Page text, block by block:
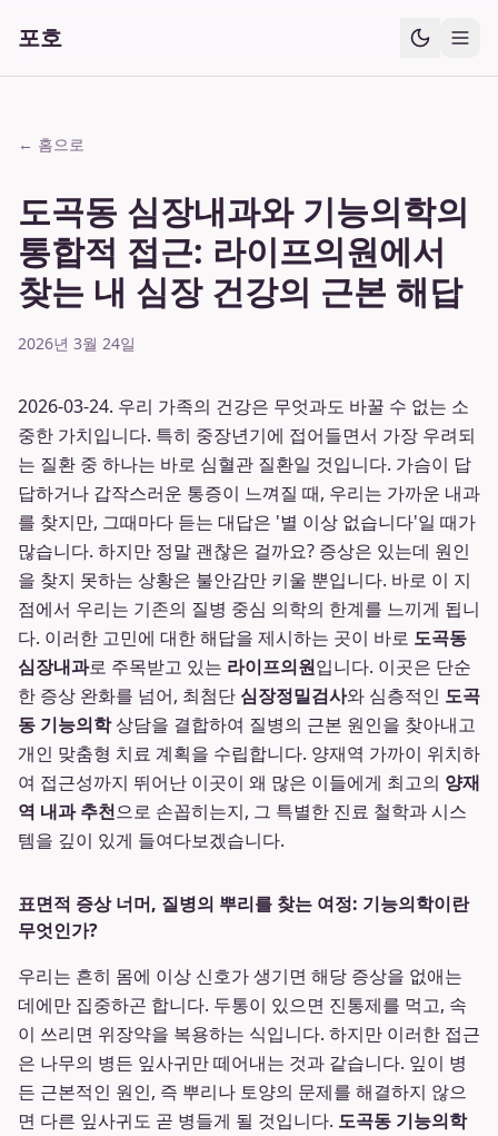
포호
← 홈으로
도곡동 심장내과와 기능의학의
통합적 접근: 라이프의원에서
찾는 내 심장 건강의 근본 해답
2026년 3월 24일
2026-03-24. 우리 가족의 건강은 무엇과도 바꿀 수 없는 소
중한 가치입니다. 특히 중장년기에 접어들면서 가장 우려되
는 질환 중 하나는 바로 심혈관 질환일 것입니다. 가슴이 답
답하거나 갑작스러운 통증이 느껴질 때, 우리는 가까운 내과
를 찾지만, 그때마다 듣는 대답은 '별 이상 없습니다'일 때가
많습니다. 하지만 정말 괜찮은 걸까요? 증상은 있는데 원인
을 찾지 못하는 상황은 불안감만 키울 뿐입니다. 바로 이 지
점에서 우리는 기존의 질병 중심 의학의 한계를 느끼게 됩니
다. 이러한 고민에 대한 해답을 제시하는 곳이 바로 도곡동
심장내과로 주목받고 있는 라이프의원입니다. 이곳은 단순
한 증상 완화를 넘어, 최첨단 심장정밀검사와 심층적인 도곡
동 기능의학상담을 결합하여 질병의 근본 원인을 찾아내고
개인 맞춤형 치료 계획을 수립합니다. 양재역 가까이 위치하
여 접근성까지 뛰어난 이곳이 왜 많은 이들에게 최고의 양재
역 내과 추천으로 손꼽히는지, 그 특별한 진료 철학과 시스
템을 깊이 있게 들여다보겠습니다.
표면적 증상 너머, 질병의 뿌리를 찾는 여정: 기능의학이란
무엇인가?
우리는 흔히 몸에 이상 신호가 생기면 해당 증상을 없애는
데에만 집중하곤 합니다. 두통이 있으면 진통제를 먹고, 속
이 쓰리면 위장약을 복용하는 식입니다. 하지만 이러한 접근
은 나무의 병든 잎사귀만 떼어내는 것과 같습니다. 잎이 병
든 근본적인 원인, 즉 뿌리나 토양의 문제를 해결하지 않으
면 다른 잎사귀도 곧 병들게 될 것입니다. 도곡동 기능의학